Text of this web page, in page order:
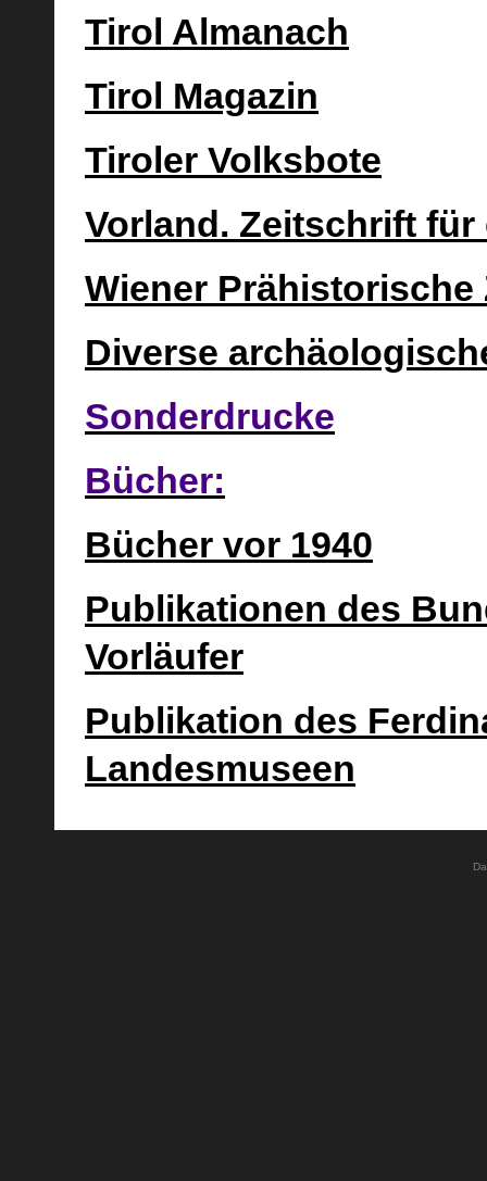
Tirol Almanach
Tirol Magazin
Tiroler Volksbote
Vorland. Zeitschrift
Wiener
Diverse
Sonderdrucke
Bücher:
Bücher vor 1940
Publikationen des
Vorläufer
Publikation des
Landesmuseen